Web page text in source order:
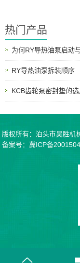
热门产品
为何RY导热油泵启动
RY导热油泵拆装顺序
KCB齿轮泵密封垫的选
版权所有：泊头市昊胜机
备案号： 冀ICP备